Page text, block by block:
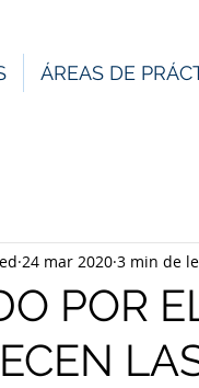
ÁREAS DE
POR
24 mar 2020 3 min de